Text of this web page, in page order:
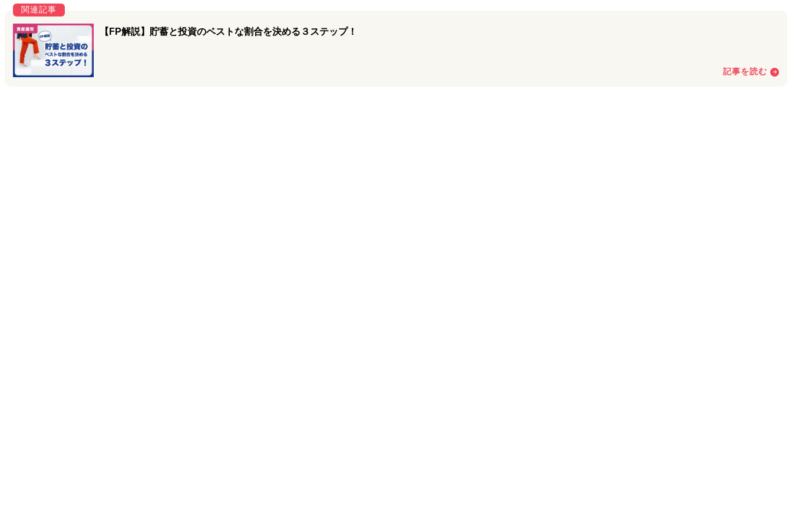
【FP解説】貯蓄と投資のベストな割合を決める３ステップ！
記事を読む